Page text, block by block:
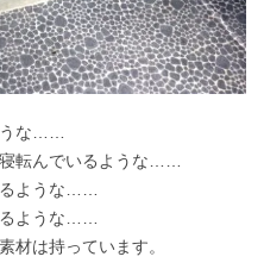
な……
転んでいるような……
ような……
ような……
材は持っています。